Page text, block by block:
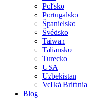
Poľsko
Portugalsko
Španielsko
Švédsko
Taiwan
Taliansko
Turecko
USA
Uzbekistan
Veľká Británia
Blog